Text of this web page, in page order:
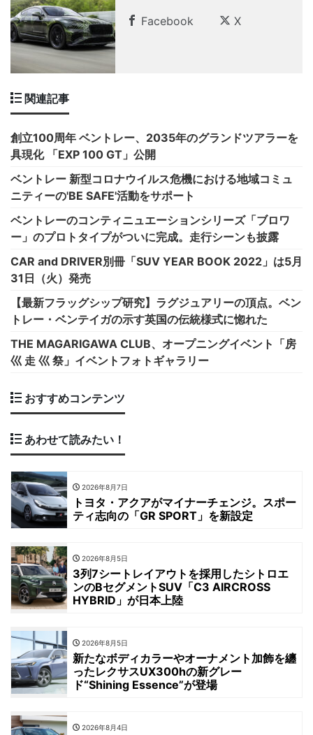
Facebook X
関連記事
創立100周年 ベントレー、2035年のグランドツアラーを
具現化 「EXP 100 GT」公開
ベントレー 新型コロナウイルス危機における地域コミュ
ニティーの'BE SAFE'活動をサポート
ベントレーのコンティニュエーションシリーズ「ブロワ
ー」のプロトタイプがついに完成。走行シーンも披露
CAR and DRIVER別冊「SUV YEAR BOOK 2022」は5月
31日（火）発売
【最新フラッグシップ研究】ラグジュアリーの頂点。ベン
トレー・ベンテイガの示す英国の伝統様式に惚れた
THE MAGARIGAWA CLUB、オープニングイベント「房
巛 走 巛 祭」イベントフォトギャラリー
おすすめコンテンツ
あわせて読みたい！
2026年8月7日
トヨタ・アクアがマイナーチェンジ。スポー
ティ志向の「GR SPORT」を新設定
2026年8月5日
3列7シートレイアウトを採用したシトロエ
ンのBセグメントSUV「C3 AIRCROSS
HYBRID」が日本上陸
2026年8月5日
新たなボディカラーやオーナメント加飾を纏
ったレクサスUX300hの新グレー
ド“Shining Essence”が登場
2026年8月4日